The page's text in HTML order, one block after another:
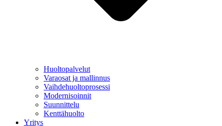
Huoltopalvelut
Varaosat ja mallinnus
Vaihdehuoltoprosessi
Modernisoinnit
Suunnittelu
Kenttähuolto
Yritys